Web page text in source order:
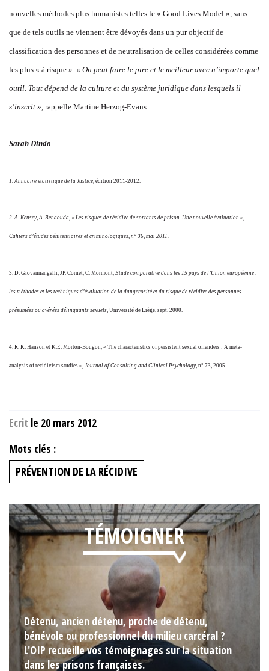
nouvelles méthodes plus humanistes telles le « Good Lives Model », sans
que de tels outils ne viennent être dévoyés dans un pur objectif de
classification des personnes et de neutralisation de celles considérées comme
les plus « à risque ». « On peut faire le pire et le meilleur avec n’importe quel
outil. Tout dépend de la culture et du système juridique dans lesquels il
s’inscrit », rappelle Martine Herzog-Evans.
Sarah Dindo
1. Annuaire statistique de la Justice , édition 2011-2012.
2. A. Kensey, A. Benaouda, « Les risques de récidive de sortants de prison. Une nouvelle évaluation »,
Cahiers d’études pénitentiaires et criminologiques, n° 36, mai 2011.
3. D. Giovannangelli, JP. Cornet, C. Mormont, Etude comparative dans les 15 pays de l’Union européenne :
les méthodes et les techniques d’évaluation de la dangerosité et du risque de récidive des personnes
présumées ou avérées délinquants sexuels , Université de Liège, sept. 2000.
4. R. K. Hanson et K.E. Morton-Bougon, « The characteristics of persistent sexual offenders : A meta-
analysis of recidivism studies », Journal of Consulting and Clinical Psychology , n° 73, 2005.
Ecrit le 20 mars 2012
Mots clés :
PRÉVENTION DE LA RÉCIDIVE
TÉMOIGNER
Détenu, ancien détenu, proche de détenu,
bénévole ou professionnel du milieu carcéral ?
L'OIP recueille vos témoignages sur la situation
dans les prisons françaises.